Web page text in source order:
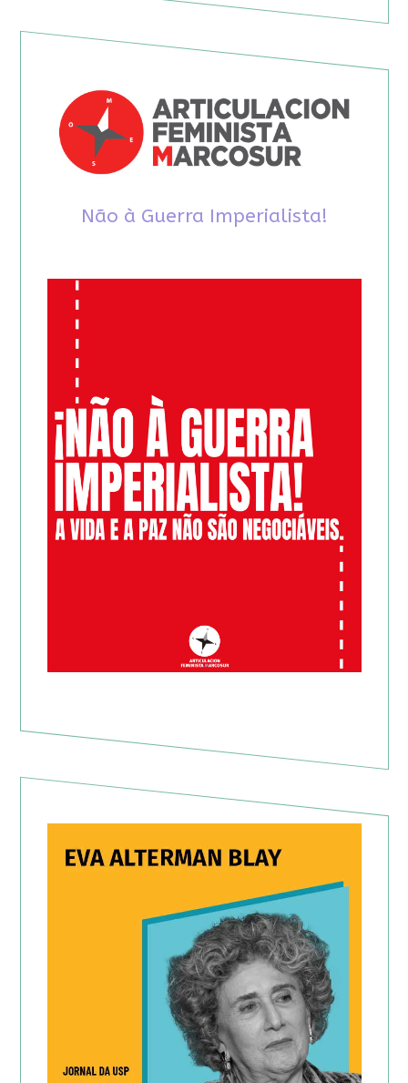
Não à Guerra Imperialista!